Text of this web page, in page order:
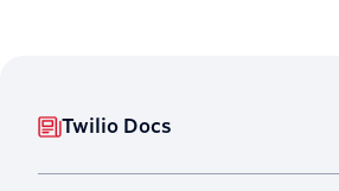
Twilio Docs